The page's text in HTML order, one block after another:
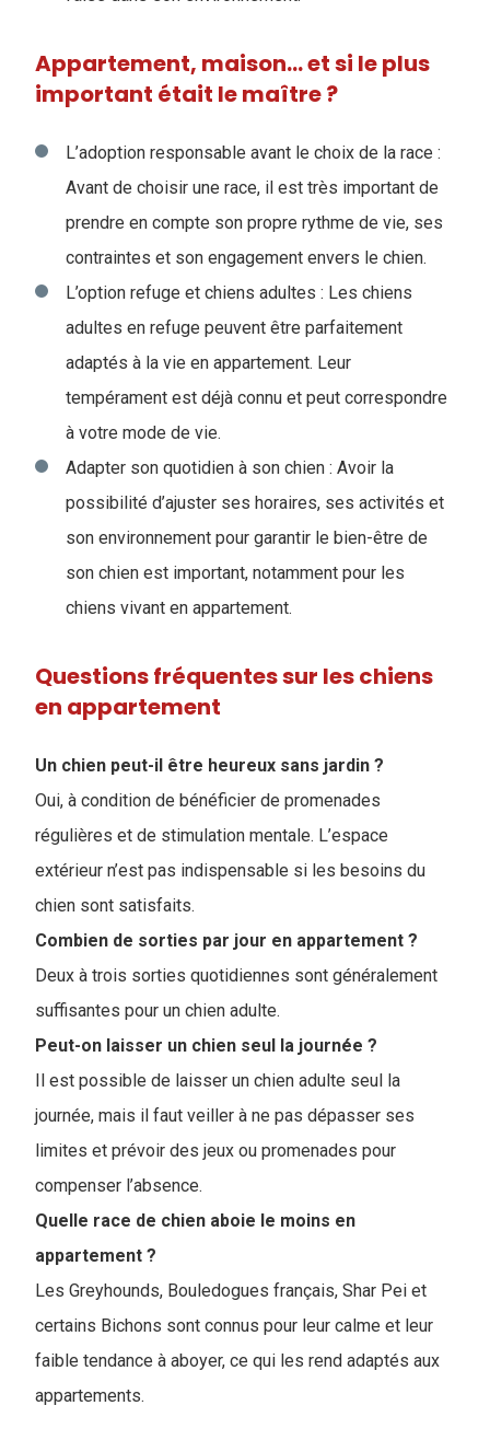
Appartement, maison… et si le plus
important était le maître ?
L’adoption responsable avant le choix de la race :
Avant de choisir une race, il est très important de
prendre en compte son propre rythme de vie, ses
contraintes et son engagement envers le chien.
L’option refuge et chiens adultes : Les chiens
adultes en refuge peuvent être parfaitement
adaptés à la vie en appartement. Leur
tempérament est déjà connu et peut correspondre
à votre mode de vie.
Adapter son quotidien à son chien : Avoir la
possibilité d’ajuster ses horaires, ses activités et
son environnement pour garantir le bien-être de
son chien est important, notamment pour les
chiens vivant en appartement.
Questions fréquentes sur les chiens
en appartement
Un chien peut-il être heureux sans jardin ?
Oui, à condition de bénéficier de promenades
régulières et de stimulation mentale. L’espace
extérieur n’est pas indispensable si les besoins du
chien sont satisfaits.
Combien de sorties par jour en appartement ?
Deux à trois sorties quotidiennes sont généralement
suffisantes pour un chien adulte.
Peut-on laisser un chien seul la journée ?
Il est possible de laisser un chien adulte seul la
journée, mais il faut veiller à ne pas dépasser ses
limites et prévoir des jeux ou promenades pour
compenser l’absence.
Quelle race de chien aboie le moins en
appartement ?
Les Greyhounds, Bouledogues français, Shar Pei et
certains Bichons sont connus pour leur calme et leur
faible tendance à aboyer, ce qui les rend adaptés aux
appartements.